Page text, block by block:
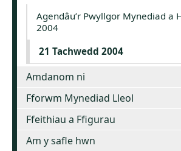
Agendâu’r Pwyllgor Mynediad a
2004
21 Tachwedd 2004
Amdanom ni
Fforwm Mynediad Lleol
Ffeithiau a Ffigurau
Am y safle hwn